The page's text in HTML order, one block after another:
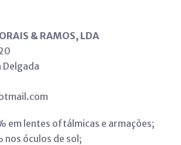
& RAMOS, LDA
em lentes oftálmicas e armações;
nos óculos de sol;